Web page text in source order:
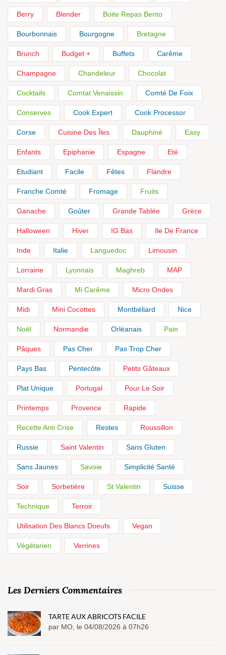
Berry Blender Boite Repas Bento
Bourbonnais Bourgogne Bretagne
Brunch Budget + Buffets Carême
Champagne Chandeleur Chocolat
Cocktails Comtat Venaissin Comté De Foix
Conserves Cook Expert Cook Processor
Corse Cuisine Des Îles Dauphiné Easy
Enfants Epiphanie Espagne Eté
Etudiant Facile Fêtes Flandre
Franche Comté Fromage Fruits
Ganache Goûter Grande Tablée Grèce
Halloween Hiver IG Bas Ile De France
Inde Italie Languedoc Limousin
Lorraine Lyonnais Maghreb MAP
Mardi Gras Mi Carême Micro Ondes
Midi Mini Cocottes Montbéliard Nice
Noël Normandie Orléanais Pain
Pâques Pas Cher Pas Trop Cher
Pays Bas Pentecôte Petits Gâteaux
Plat Unique Portugal Pour Le Soir
Printemps Provence Rapide
Recette Anti Crise Restes Roussillon
Russie Saint Valentin Sans Gluten
Sans Jaunes Savoie Simplicité Santé
Soir Sorbetière St Valentin Suisse
Technique Terroir
Utilisation Des Blancs Doeufs Vegan
Végétarien Verrines
Les Derniers Commentaires
TARTE AUX ABRICOTS FACILE
par MO, le 04/08/2026 à 07h26